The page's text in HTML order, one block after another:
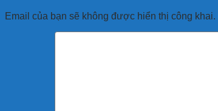
Email của bạn sẽ không được hiển thị công khai.